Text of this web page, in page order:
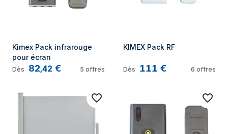
Kimex Pack infrarouge
pour écran
Dès 82,42 € 5 offres
KIMEX Pack RF
Dès 111 € 6 offres